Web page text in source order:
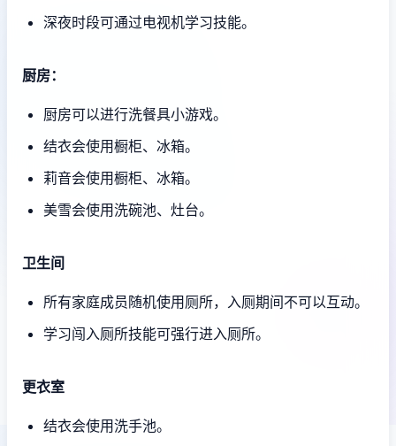
深夜时段可通过电视机学习技能。
厨房：
厨房可以进行洗餐具小游戏。
结衣会使用橱柜、冰箱。
莉音会使用橱柜、冰箱。
美雪会使用洗碗池、灶台。
卫生间
所有家庭成员随机使用厕所，入厕期间不可以互动。
学习闯入厕所技能可强行进入厕所。
更衣室
结衣会使用洗手池。